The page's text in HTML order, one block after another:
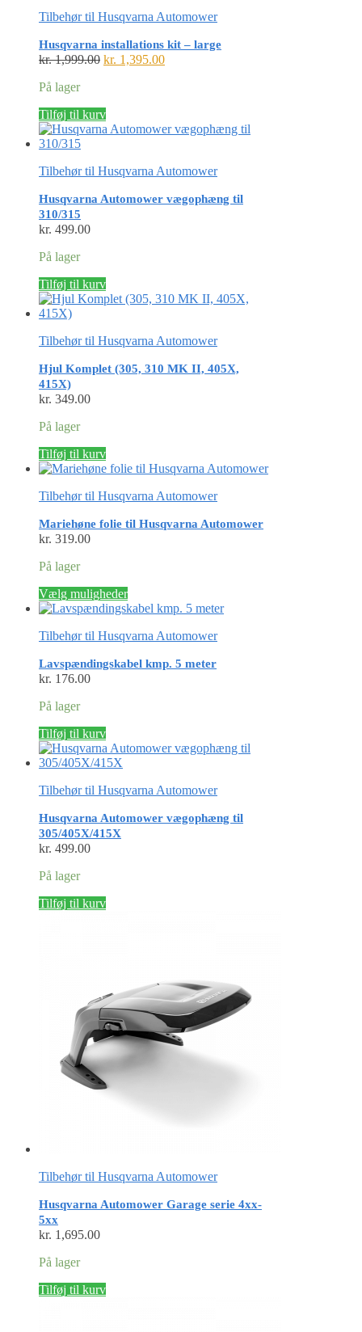
Tilbehør til Husqvarna Automower
Husqvarna installations kit – large
kr.1,999.00 Den
kr. 1,999.00.
kr. 1,395.00Den
På lager
Tilføj til kurv
Tilbehør til Husqvarna Automower
Husqvarna Automower vægophæng til
310/315
kr. 499.00
På lager
Tilføj til kurv
Tilbehør til Husqvarna Automower
Hjul Komplet (305, 310 MK II, 405X,
415X)
kr. 349.00
På lager
Tilføj til kurv
Tilbehør til Husqvarna Automower
Mariehøne folie til Husqvarna Automower
kr. 319.00
På lager
Vælg mulighederDette
vare
flere
Mulighederne
Tilbehør til Husqvarna Automower
Lavspændingskabel kmp. 5 meter
kr. 176.00
På lager
Tilføj til kurv
Tilbehør til Husqvarna Automower
Husqvarna Automower vægophæng til
305/405X/415X
kr. 499.00
På lager
Tilføj til kurv
Tilbehør til Husqvarna Automower
Husqvarna Automower Garage serie 4xx-
5xx
kr. 1,695.00
På lager
Tilføj til kurv